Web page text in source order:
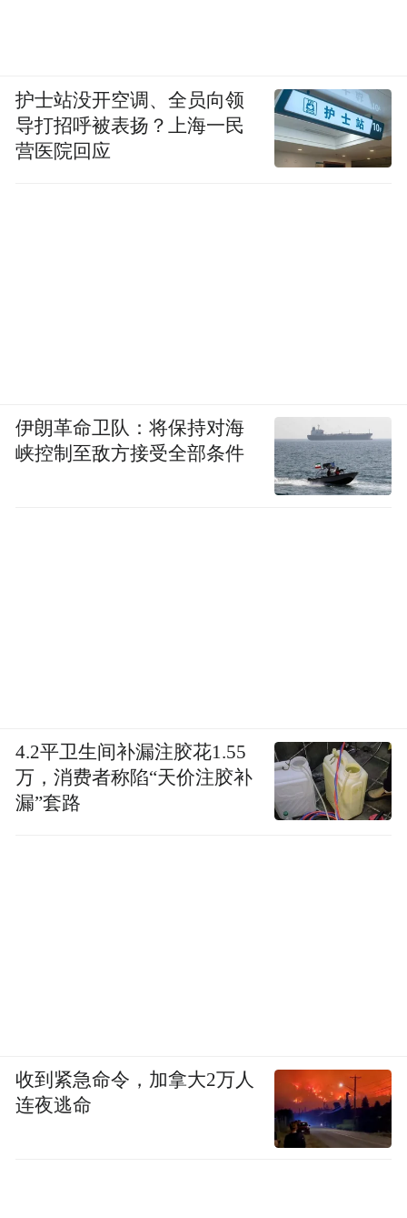
护士站没开空调、全员向领
导打招呼被表扬？上海一民
营医院回应
伊朗革命卫队：将保持对海
峡控制至敌方接受全部条件
4.2平卫生间补漏注胶花1.55
万，消费者称陷“天价注胶补
漏”套路
收到紧急命令，加拿大2万人
连夜逃命